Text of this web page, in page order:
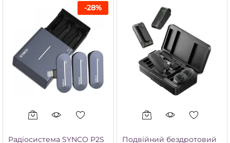
-28%
Радіосистема SYNCO P2S
Подвійний бездротовий